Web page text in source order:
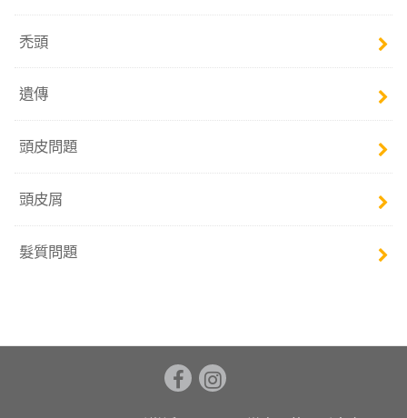
禿頭
遺傳
頭皮問題
頭皮屑
髮質問題